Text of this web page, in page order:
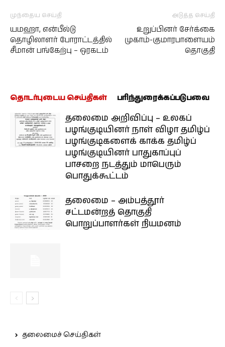
முந்தைய செய்தி
யமஹா, என்பீல்டு
தொழிலாளர் போராட்டத்தில்
சீமான் பங்கேற்பு – ஒரகடம்
அடுத்த செய்தி
உறுப்பினர் சேர்க்கை
முகாம்-குமாரபாளையம்
தொகுதி
தொடர்புடைய செய்திகள் பரிந்துரைக்கப்படுபவை
தலைமை அறிவிப்பு – உலகப்
பழங்குடியினர் நாள் விழா தமிழ்ப்
பழங்குடிகளைக் காக்க தமிழ்ப்
பழங்குடியினர் பாதுகாப்புப்
பாசறை நடத்தும் மாபெரும்
பொதுக்கூட்டம்
தலைமை – அம்பத்தூர்
சட்டமன்றத் தொகுதி
பொறுப்பாளர்கள் நியமனம்
தலைமைச் செய்திகள்